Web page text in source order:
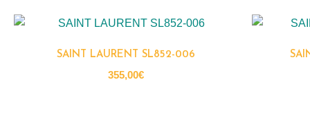
SAINT LAURENT SL852-006
355,00€